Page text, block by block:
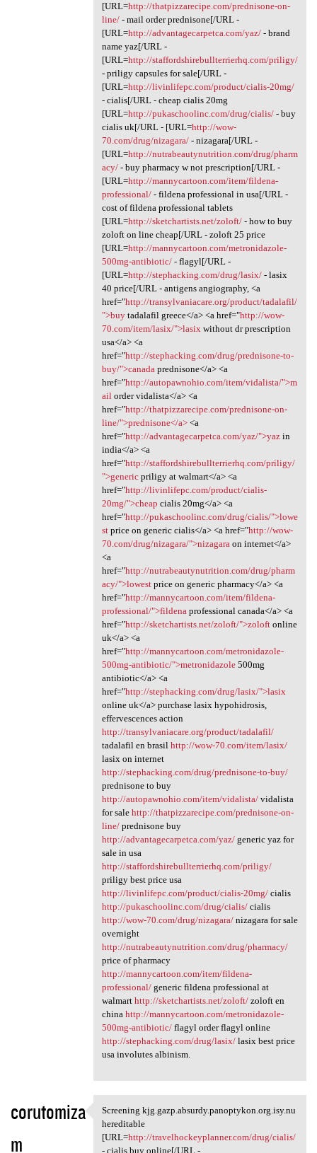
[URL=http://thatpizzarecipe.com/prednisone-on-
line/- mail order prednisone[/URL -
[URL=http://advantagecarpetca.com/yaz/- brand
name yaz[/URL -
[URL=http://staffordshirebullterrierhq.com/priligy/
- priligy capsules for sale[/URL -
[URL=http://livinlifepc.com/product/cialis-20mg/
- cialis[/URL - cheap cialis 20mg
[URL=http://pukaschoolinc.com/drug/cialis/- buy
cialis uk[/URL - [URL=http://wow-
70.com/drug/nizagara/- nizagara[/URL -
[URL=http://nutrabeautynutrition.com/drug/pharm
acy/- buy pharmacy w not prescription[/URL -
[URL=http://mannycartoon.com/item/fildena-
professional/- fildena professional in usa[/URL -
cost of fildena professional tablets
[URL=http://sketchartists.net/zoloft/- how to buy
zoloft on line cheap[/URL - zoloft 25 price
[URL=http://mannycartoon.com/metronidazole-
500mg-antibiotic/- flagyl[/URL -
[URL=http://stephacking.com/drug/lasix/- lasix
40 price[/URL - antigens angiography, <a
href="http://transylvaniacare.org/product/tadalafil/
">buytadalafil greece</a> <a href="http://wow-
70.com/item/lasix/">lasixwithout dr prescription
usa</a> <a
href="http://stephacking.com/drug/prednisone-to-
buy/">canadaprednisone</a> <a
href="http://autopawnohio.com/item/vidalista/">m
ailorder vidalista</a> <a
href="http://thatpizzarecipe.com/prednisone-on-
line/">prednisone</a><a
href="http://advantagecarpetca.com/yaz/">yazin
india</a> <a
href="http://staffordshirebullterrierhq.com/priligy/
">genericpriligy at walmart</a> <a
href="http://livinlifepc.com/product/cialis-
20mg/">cheap cialis 20mg</a> <a
href="http://pukaschoolinc.com/drug/cialis/">lowe
stprice on generic cialis</a> <a href="http://wow-
70.com/drug/nizagara/">nizagaraon internet</a>
<a
href="http://nutrabeautynutrition.com/drug/pharm
acy/">lowestprice on generic pharmacy</a> <a
href="http://mannycartoon.com/item/fildena-
professional/">fildenaprofessional canada</a> <a
href="http://sketchartists.net/zoloft/">zoloftonline
uk</a> <a
href="http://mannycartoon.com/metronidazole-
500mg-antibiotic/">metronidazole500mg
antibiotic</a> <a
href="http://stephacking.com/drug/lasix/">lasix
online uk</a> purchase lasix hypohidrosis,
effervescences action
http://transylvaniacare.org/product/tadalafil/
tadalafil en brasil http://wow-70.com/item/lasix/
lasix on internet
http://stephacking.com/drug/prednisone-to-buy/
prednisone to buy
http://autopawnohio.com/item/vidalista/vidalista
for sale http://thatpizzarecipe.com/prednisone-on-
line/prednisone buy
http://advantagecarpetca.com/yaz/generic yaz for
sale in usa
http://staffordshirebullterrierhq.com/priligy/
priligy best price usa
http://livinlifepc.com/product/cialis-20mg/cialis
http://pukaschoolinc.com/drug/cialis/cialis
http://wow-70.com/drug/nizagara/nizagara for sale
overnight
http://nutrabeautynutrition.com/drug/pharmacy/
price of pharmacy
http://mannycartoon.com/item/fildena-
professional/generic fildena professional at
walmart http://sketchartists.net/zoloft/zoloft en
china http://mannycartoon.com/metronidazole-
500mg-antibiotic/flagyl order flagyl online
http://stephacking.com/drug/lasix/lasix best price
usa involutes albinism.
corutomiza
m
Screening kjg.gazp.absurdy
Screening kjg.gazp.absurdy.panoptykon.org.isy.nu
hereditable
[URL=http://travelhockeyplanner.com/drug/cialis/
- cialis buy online[/URL -